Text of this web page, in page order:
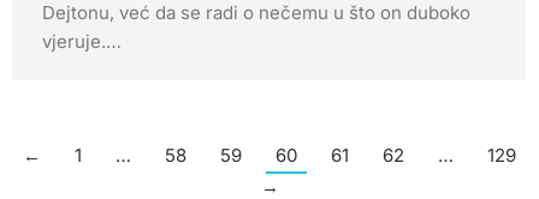
Dejtonu, već da se radi o nečemu u što on duboko
vjeruje.…
← 1 … 58 59 60 61 62 …
129
→